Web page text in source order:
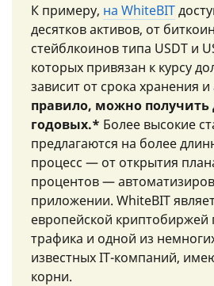
К примеру, на WhiteBIT
десятков активов, от
стейблкоинов типа USDT и
которых привязан к курсу
зависит от срока хранения и
правило, можно получить
годовых.* Более высокие
предлагаются на более
процесс — от открытия
процентов —
приложении. WhiteBIT
европейской криптобиржей
трафика и одной из
известных IT-компаний,
корни.